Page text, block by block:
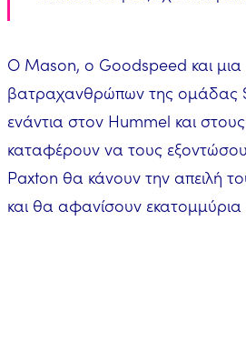
Ο Mason, o Goodspeed και
βατραχανθρώπων της ομάδας
ενάντια στον Hummel και
καταφέρουν να τους
Paxton θα κάνουν την απειλή
και θα αφανίσουν